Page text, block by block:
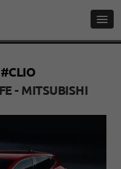
- MITSUBISHI